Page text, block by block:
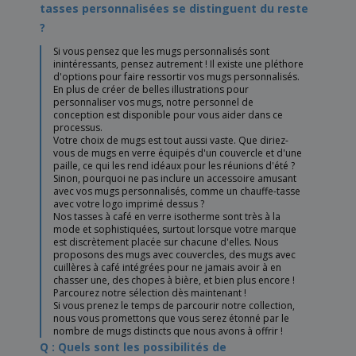
tasses personnalisées se distinguent du reste
?
Si vous pensez que les mugs personnalisés sont
inintéressants, pensez autrement ! Il existe une pléthore
d'options pour faire ressortir vos mugs personnalisés.
En plus de créer de belles illustrations pour
personnaliser vos mugs, notre personnel de
conception est disponible pour vous aider dans ce
processus.
Votre choix de mugs est tout aussi vaste. Que diriez-
vous de mugs en verre équipés d'un couvercle et d'une
paille, ce qui les rend idéaux pour les réunions d'été ?
Sinon, pourquoi ne pas inclure un accessoire amusant
avec vos mugs personnalisés, comme un chauffe-tasse
avec votre logo imprimé dessus ?
Nos tasses à café en verre isotherme sont très à la
mode et sophistiquées, surtout lorsque votre marque
est discrètement placée sur chacune d'elles. Nous
proposons des mugs avec couvercles, des mugs avec
cuillères à café intégrées pour ne jamais avoir à en
chasser une, des chopes à bière, et bien plus encore !
Parcourez notre sélection dès maintenant !
Si vous prenez le temps de parcourir notre collection,
nous vous promettons que vous serez étonné par le
nombre de mugs distincts que nous avons à offrir !
Q : Quels sont les possibilités de